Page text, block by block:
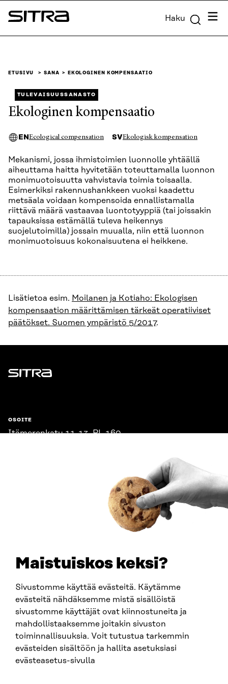
Maistuiskos keksi?
Sivustomme käyttää evästeitä. Käytämme
evästeitä nähdäksemme mistä sisällöistä
sivustomme käyttäjät ovat kiinnostuneita ja
mahdollistaaksemme joitakin sivuston
toiminnallisuuksia. Voit tutustua tarkemmin
evästeiden sisältöön ja hallita asetuksiasi
evästeasetus-sivulla
Siirry
suoraan
Sitra Haku
ETUSIVU SANA EKOLOGINEN KOMPENSAATIO
TULEVAISUUSSANASTO
Ekologinen kompensaatio
EN Ecological compensation SVEkologisk kompensation
Mekanismi, jossa ihmistoimien luonnolle yhtäällä
aiheuttama haitta hyvitetään toteuttamalla luonnon
monimuotoisuutta vahvistavia toimia toisaalla.
Esimerkiksi rakennushankkeen vuoksi kaadettu
metsäala voidaan kompensoida ennallistamalla
riittävä määrä vastaavaa luontotyyppiä (tai joissakin
tapauksissa estämällä tuleva heikennys
suojelutoimilla) jossain muualla, niin että luonnon
monimuotoisuus kokonaisuutena ei heikkene.
Lisätietoa esim. Moilanen ja Kotiaho: Ekologisen
kompensaation määrittämisen tärkeät operatiiviset
päätökset. Suomen ympäristö 5/2017.
Sitra
OSOITE
Itämerenkatu 11-13, PL 160,
SITRA SOSIAALISESSA MEDIASSA
LinkedIn
Instagram
YouTube